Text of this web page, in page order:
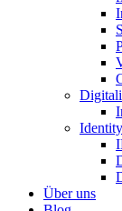
Über uns